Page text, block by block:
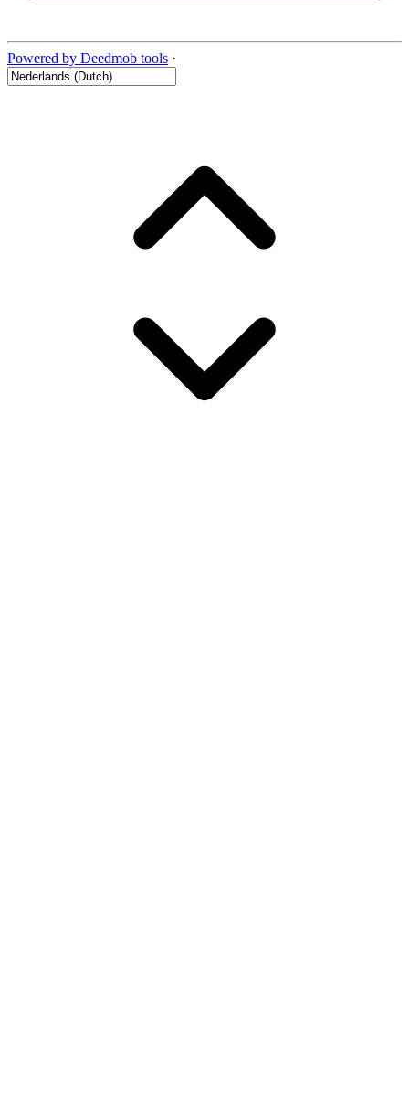
Powered by Deedmob tools ·